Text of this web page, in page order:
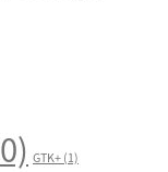
GTK+ (1)